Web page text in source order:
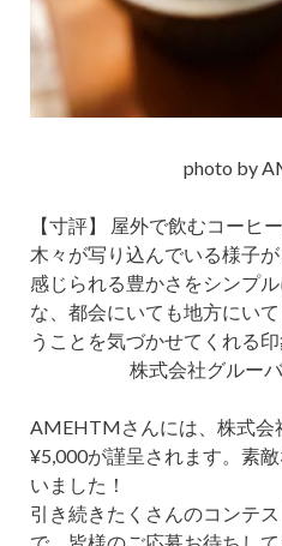
photo by
【寸評】 屋外で飲むコーヒ
木々が写り込んでいる様子
感じられる豊かさをシンプ
な、都会にいても地方にい
うことを気づかせてくれる印
株式会社グルー
AMEHTMさんには、株式会
¥5,000が謹呈されます。素
いました！
引き続きたくさんのコンテ